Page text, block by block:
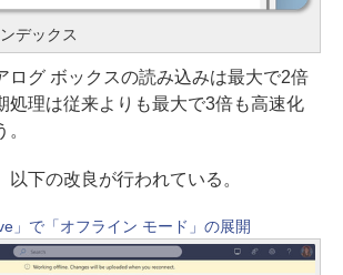
デックス
グ ボックスの読み込みは最大で2倍
処理は従来よりも最大で3倍も高速化
下の改良が行われている。
」で「オフライン モード」の展開